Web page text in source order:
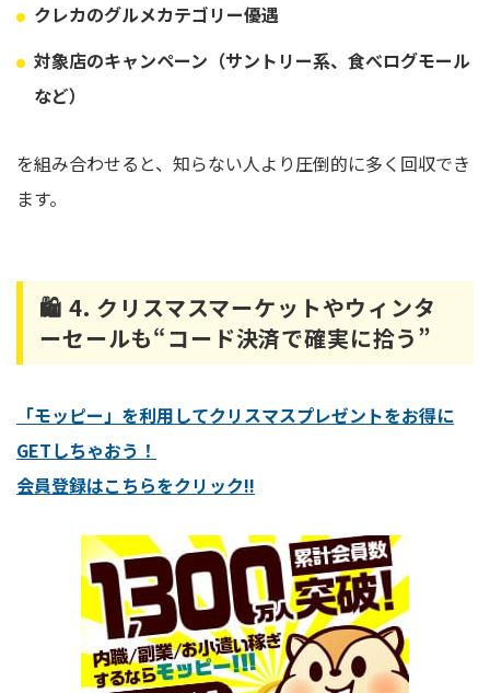
クレカのグルメカテゴリー優遇
対象店のキャンペーン（サントリー系、食べログモール
など）
を組み合わせると、知らない人より圧倒的に多く回収でき
ます。
🛍 4. クリスマスマーケットやウィンタ
ーセールも“コード決済で確実に拾う”
「モッピー」を利用してクリスマスプレゼントをお得に
GETしちゃおう！
会員登録はこちらをクリック!!